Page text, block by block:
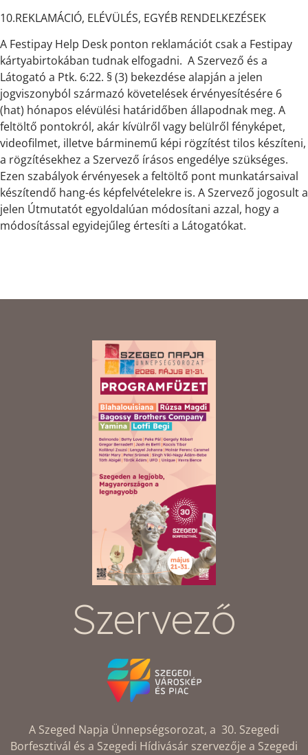
10.REKLAMÁCIÓ, ELÉVÜLÉS, EGYÉB RENDELKEZÉSEK
A Festipay Help Desk ponton reklamációt csak a Festipay
kártyabirtokában tudnak elfogadni. A Szervező és a
Látogató a Ptk. 6:22. § (3) bekezdése alapján a jelen
jogviszonyból származó követelések érvényesítésére 6
(hat) hónapos elévülési határidőben állapodnak meg. A
feltöltő pontokról, akár kívülről vagy belülről fényképet,
videofilmet, illetve bárminemű képi rögzítést tilos készíteni,
a rögzítésekhez a Szervező írásos engedélye szükséges.
Ezen szabályok érvényesek a feltöltő pont munkatársaival
készítendő hang-és képfelvételekre is. A Szervező jogosult a
jelen Útmutatót egyoldalúan módosítani azzal, hogy a
módosítással egyidejűleg értesíti a Látogatókat.
Szervező
A Szeged Napja Ünnepségsorozat, a 30. Szegedi
Borfesztivál és a Szegedi Hídivásár szervezője a Szegedi